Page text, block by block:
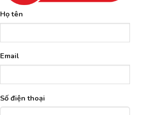
Họ tên
Email
Số điện thoại